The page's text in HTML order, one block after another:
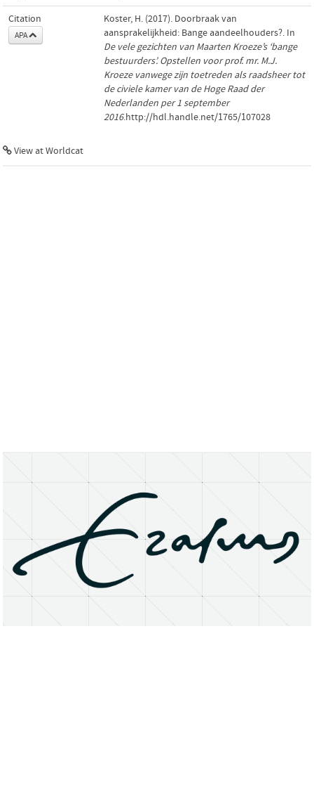
Citation
APA
Koster, H. (2017). Doorbraak van
aansprakelijkheid: Bange aandeelhouders?. In
De vele gezichten van Maarten Kroeze’s ‘bange
bestuurders’. Opstellen voor prof. mr. M.J.
Kroeze vanwege zijn toetreden als raadsheer tot
de civiele kamer van de Hoge Raad der
Nederlanden per 1 september
2016.http://hdl.handle.net/1765/107028
View at Worldcat